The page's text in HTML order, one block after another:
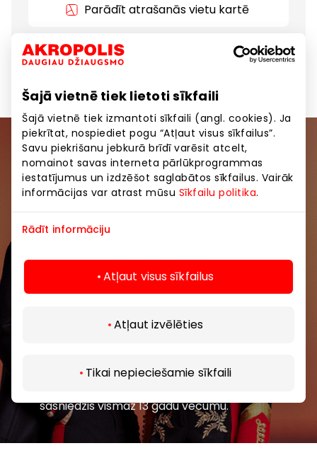
Šajā vietnē tiek lietoti sīkfaili
Šajā vietnē tiek izmantoti sīkfaili (angl. cookies). Ja
piekrītat, nospiediet pogu “Atļaut visus sīkfailus”.
Savu piekrišanu jebkurā brīdī varēsit atcelt,
nomainot savas interneta pārlūkprogrammas
iestatījumus un izdzēšot saglabātos sīkfailus. Vairāk
informācijas var atrast mūsu Sīkfailu politika.
Rādīt informāciju
Atļaut visus sīkfailus
Atļaut izvēlēties
Tikai nepieciešamie sīkfaili
Parādīt atrašanās vietu kartē
Atlaides visās preču grupās līdz 60%!
Pievienojieties mūsu kopienai
Uzzini pirmais par labākajiem piedāvājumiem,
izklaides centros “AKROPOLE Alfa” un “AKROPOLE
sasniedzis vismaz 13 gadu vecumu.